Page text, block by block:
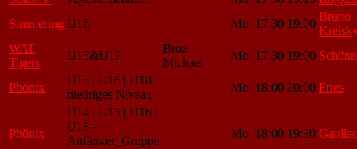
Simmering U16 Mo 17:30 19:00
Bruno-
WAT
Tigers
U15&U17
Broz
Michael
Mo 17:30 19:00 Schönn
Phönix
U15 | U16 | U18
niedriges Niveau
Mo 18:00 20:00 Fries
Phönix
U14 | U15 | U16 |
U18 -
Anfänger_Gruppe
Mo 18:00 19:30